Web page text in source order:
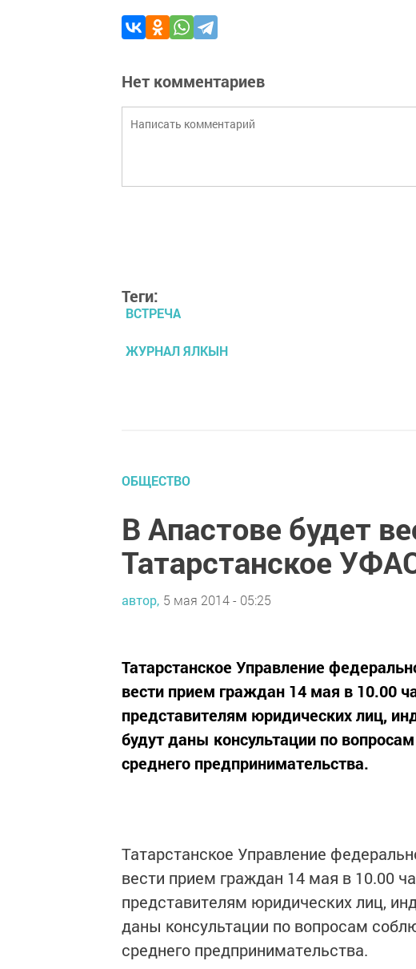
Нет комментариев
Теги:
ВСТРЕЧА
ЖУРНАЛ ЯЛКЫН
ОБЩЕСТВО
В Апастове будет
Татарстанское
автор, 5 мая 2014 - 05:25
Татарстанское Управление
вести прием граждан 14 мая в 10.00
представителям юридических лиц,
будут даны консультации по
среднего предпринимательства.
Татарстанское Управление
вести прием граждан 14 мая в 10.00
представителям юридических лиц,
даны консультации по вопросам
среднего предпринимательства.